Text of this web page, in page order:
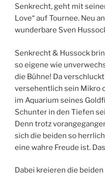
Senkrecht, geht mit
Love“ auf Tournee. Neu
wunderbare Sven
Senkrecht & Hussock
so eigene wie
die Bühne! Da
versehentlich sein Mikro
im Aquarium seines
Schunter in den Tiefen
Denn trotz
sich die beiden so
eine wahre Freude ist.
Dabei kreieren die